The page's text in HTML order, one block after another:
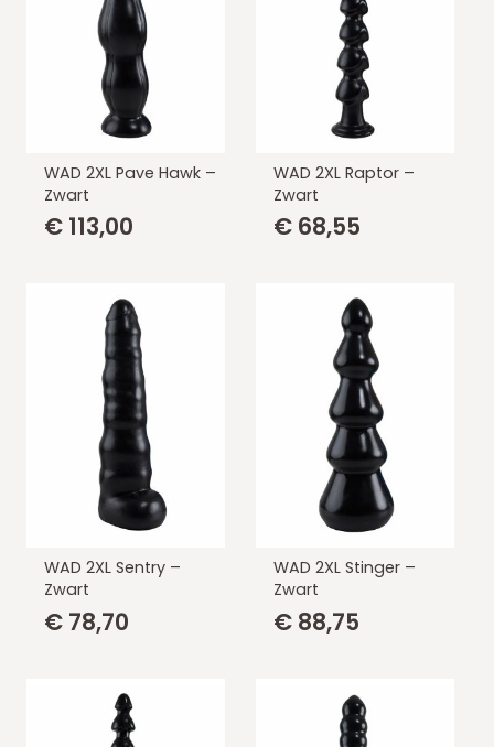
WAD 2XL Pave Hawk –
Zwart
€ 113,00
WAD 2XL Raptor –
Zwart
€ 68,55
WAD 2XL Sentry –
Zwart
€ 78,70
WAD 2XL Stinger –
Zwart
€ 88,75